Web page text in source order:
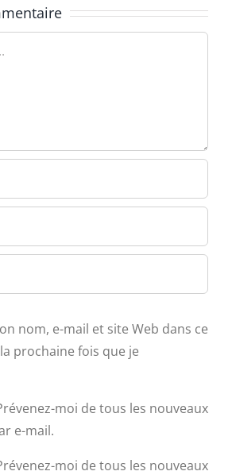
nom, e-mail et site Web dans ce
prochaine fois que je
moi de tous les nouveaux
e-mail.
moi de tous les nouveaux